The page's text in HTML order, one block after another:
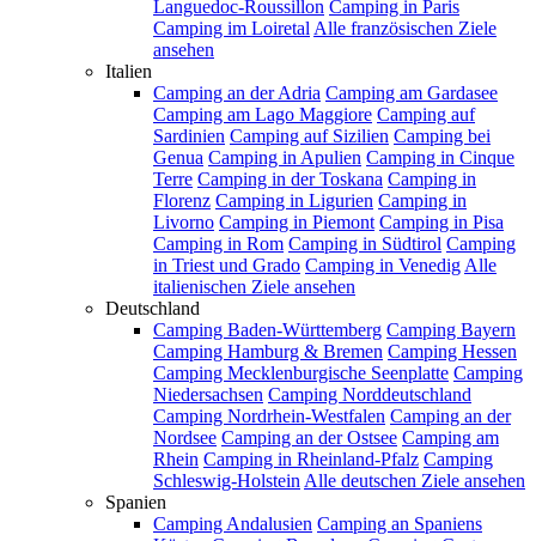
Languedoc-Roussillon Camping in Paris
Camping im Loiretal Alle französischen Ziele
ansehen
Italien
Camping an der Adria Camping am Gardasee
Camping am Lago Maggiore Camping auf
Sardinien Camping auf Sizilien Camping bei
Genua Camping in Apulien Camping in Cinque
Terre Camping in der Toskana Camping in
Florenz Camping in Ligurien Camping in
Livorno Camping in Piemont Camping in Pisa
Camping in Rom Camping in Südtirol Camping
in Triest und Grado Camping in Venedig Alle
italienischen Ziele ansehen
Deutschland
Camping Baden-Württemberg Camping Bayern
Camping Hamburg & Bremen Camping Hessen
Camping Mecklenburgische Seenplatte Camping
Niedersachsen Camping Norddeutschland
Camping Nordrhein-Westfalen Camping an der
Nordsee Camping an der Ostsee Camping am
Rhein Camping in Rheinland-Pfalz Camping
Schleswig-Holstein Alle deutschen Ziele ansehen
Spanien
Camping Andalusien Camping an Spaniens